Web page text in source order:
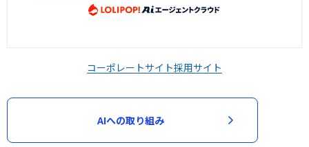
コーポレートサイト採用サイト
AIへの取り組み